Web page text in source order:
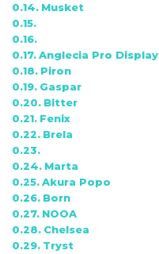
Musket
Anglecia Pro Display
Piron
Gaspar
Bitter
Fenix
Brela
Marta
Akura Popo
Born
NOOA
Chelsea
Tryst